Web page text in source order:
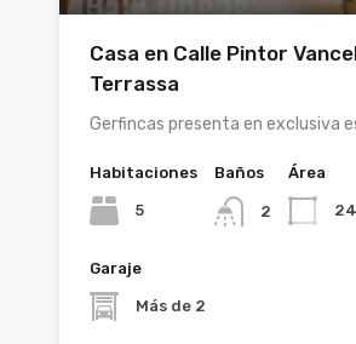
Casa en Calle Pintor
Terrassa
Gerfincas presenta en exclusiva
Habitaciones
5
Baños
2
Área
Garaje
Más de 2